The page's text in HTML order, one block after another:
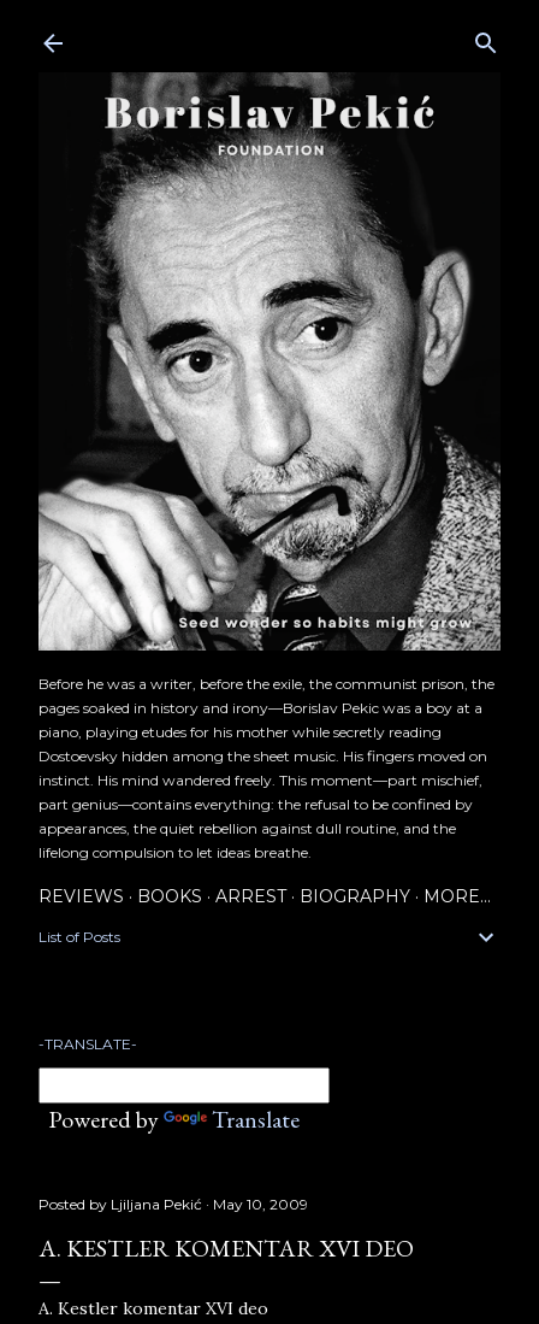
Before he was a writer, before the exile, the communist prison, the
pages soaked in history and irony—Borislav Pekic was a boy at a
piano, playing etudes for his mother while secretly reading
Dostoevsky hidden among the sheet music. His fingers moved on
instinct. His mind wandered freely. This moment—part mischief,
part genius—contains everything: the refusal to be confined by
appearances, the quiet rebellion against dull routine, and the
lifelong compulsion to let ideas breathe.
REVIEWS BOOKS ARREST BIOGRAPHY MORE…
List of Posts
-TRANSLATE-
Powered by Translate
Posted by Ljiljana Pekić May 10, 2009
A. KESTLER KOMENTAR XVI DEO
A. Kestler komentar XVI deo